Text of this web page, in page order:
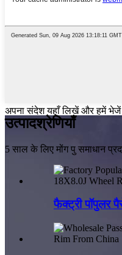
अपना संदेश यहाँ लिखें और हमें भेजें
उत्पादश्रेणियाँ
5 साल के लिए मोंग पु समाधान
फैक्ट्री पॉपुलर